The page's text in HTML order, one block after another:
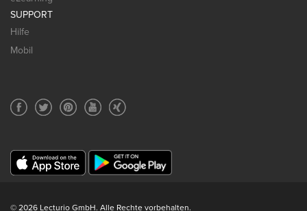
SUPPORT
Hilfe
Mobil
© 2026 Lecturio GmbH. Alle Rechte vorbehalten.